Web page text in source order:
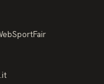
SportFair